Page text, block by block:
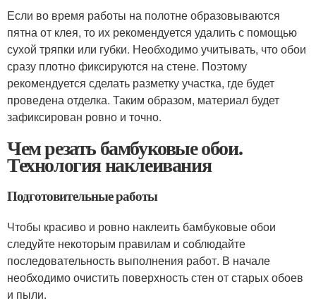
Если во время работы на полотне образовываются
пятна от клея, то их рекомендуется удалить с помощью
сухой тряпки или губки. Необходимо учитывать, что обои
сразу плотно фиксируются на стене. Поэтому
рекомендуется сделать разметку участка, где будет
проведена отделка. Таким образом, материал будет
зафиксирован ровно и точно.
Чем резать бамбуковые обои.
Технология наклеивания
Подготовительные работы
Чтобы красиво и ровно наклеить бамбуковые обои
следуйте некоторым правилам и соблюдайте
последовательность выполнения работ. В начале
необходимо очистить поверхность стен от старых обоев
и пыли.